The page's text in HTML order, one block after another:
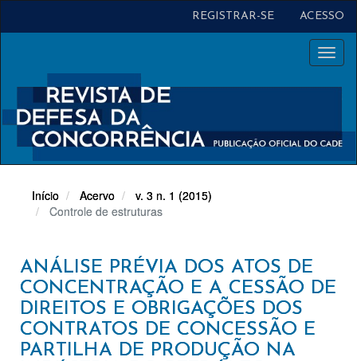
Lateral
REGISTRAR-SE ACESSO
Início Acervo
v. 3 n. 1 (2015)
Controle de estruturas
ANÁLISE PRÉVIA DOS ATOS DE
CONCENTRAÇÃO E A CESSÃO DE
DIREITOS E OBRIGAÇÕES DOS
CONTRATOS DE CONCESSÃO E
PARTILHA DE PRODUÇÃO NA